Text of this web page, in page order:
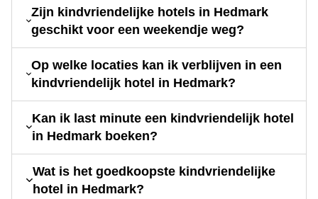
Zijn kindvriendelijke hotels in Hedmark
geschikt voor een weekendje weg?
Op welke locaties kan ik verblijven in een
kindvriendelijk hotel in Hedmark?
Kan ik last minute een kindvriendelijk hotel
in Hedmark boeken?
Wat is het goedkoopste kindvriendelijke
hotel in Hedmark?